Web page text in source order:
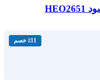
٪11 خصم